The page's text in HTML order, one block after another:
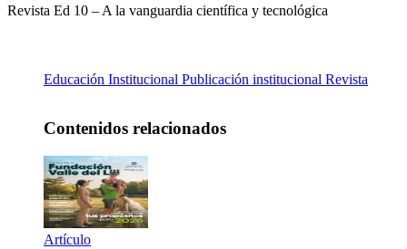
Revista Ed 10 – A la vanguardia científica y tecnológica
Educación Institucional Publicación institucional Revista
Contenidos relacionados
Artículo